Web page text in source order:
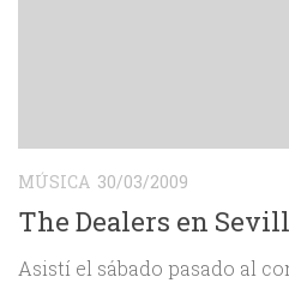
MÚSICA 30/03/2009
The Dealers en
Asistí el sábado pasado al